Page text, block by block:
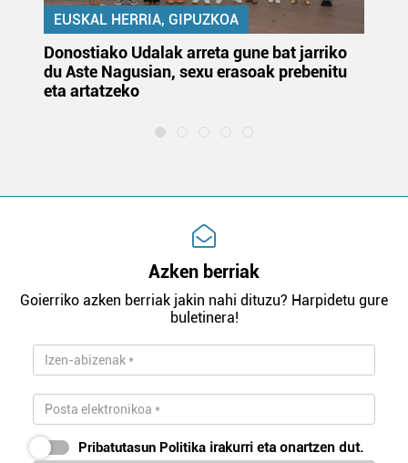
EUSKAL HERRIA, GIPUZKOA
Donostiako Udalak arreta gune bat jarriko
du Aste Nagusian, sexu erasoak prebenitu
eta artatzeko
Azken berriak
Goierriko azken berriak jakin nahi dituzu? Harpidetu gure
buletinera!
Pribatutasun Politika irakurri eta onartzen dut.